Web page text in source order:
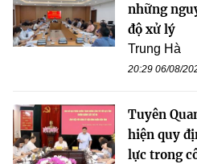
những
độ xử lý
Trung Hà
20:29 06/08/
Tuyên
hiện quy
lực trong